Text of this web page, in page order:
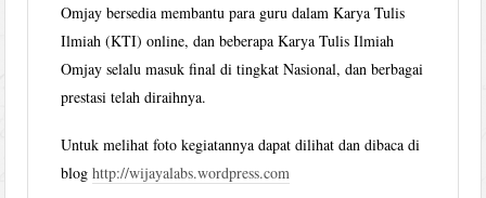
Omjay bersedia membantu para guru dalam Karya Tulis
Ilmiah (KTI) online, dan beberapa Karya Tulis Ilmiah
Omjay selalu masuk final di tingkat Nasional, dan berbagai
prestasi telah diraihnya.
Untuk melihat foto kegiatannya dapat dilihat dan dibaca di
bloghttp://wijayalabs.wordpress.com